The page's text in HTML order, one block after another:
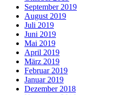
September 2019
August 2019
Juli 2019
Juni 2019
Mai 2019
April 2019
März 2019
Februar 2019
Januar 2019
Dezember 2018